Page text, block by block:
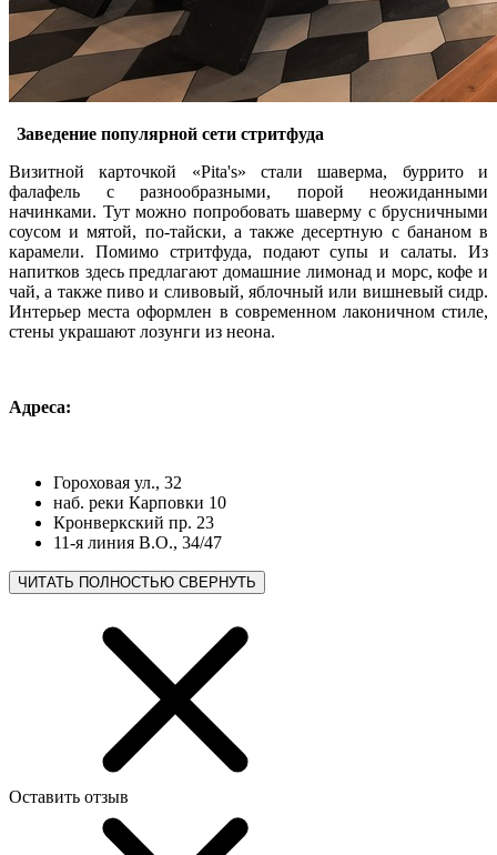
Заведение популярной сети стритфуда
Визитной карточкой «Pita's» стали шаверма, буррито и
фалафель с разнообразными, порой неожиданными
начинками. Тут можно попробовать шаверму с брусничными
соусом и мятой, по-тайски, а также десертную с бананом в
карамели. Помимо стритфуда, подают супы и салаты. Из
напитков здесь предлагают домашние лимонад и морс, кофе и
чай, а также пиво и сливовый, яблочный или вишневый сидр.
Интерьер места оформлен в современном лаконичном стиле,
стены украшают лозунги из неона.
Адреса:
Гороховая ул., 32
наб. реки Карповки 10
Кронверкский пр. 23
11-я линия В.О., 34/47
ЧИТАТЬ ПОЛНОСТЬЮ СВЕРНУТЬ
Оставить отзыв